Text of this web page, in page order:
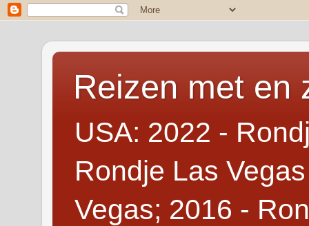
Reizen met en
USA: 2022 -
Rondje Las
Vegas; 2016 -